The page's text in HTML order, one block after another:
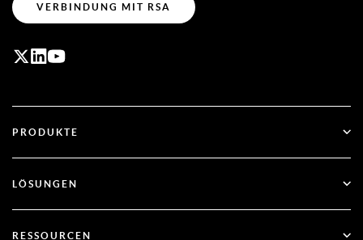
VERBINDUNG MIT RSA
PRODUKTE
SecurID
LÖSUNGEN
RESSOURCEN